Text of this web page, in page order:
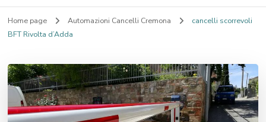
Home page Automazioni Cancelli Cremona
cancelli scorrevoli
BFT Rivolta d’Adda